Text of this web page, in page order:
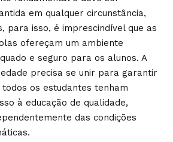
em qualquer circunstância,
para isso, é imprescindível que as
ofereçam um ambiente
e seguro para os alunos. A
precisa se unir para garantir
todos os estudantes tenham
à educação de qualidade,
das condições